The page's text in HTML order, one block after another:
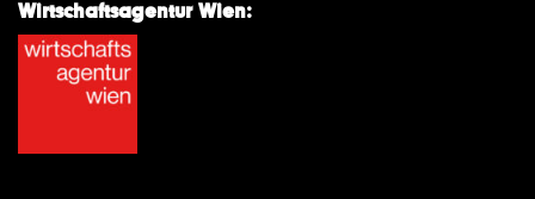
Wirtschaftsagentur Wien: